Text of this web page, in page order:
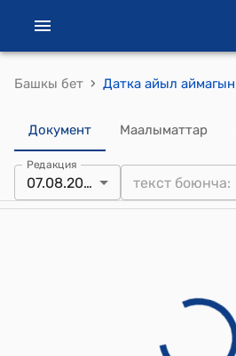
Башкы бет ›
Документ Маалыматтар
Редакция
07.08.2025